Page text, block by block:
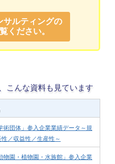
サルティングの
ください。
こんな資料も見ています
術団体」参入企業業績データ～規
／収益性／生産性～
物園・植物園・水族館」参入企業